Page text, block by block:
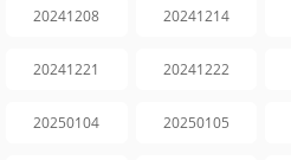
20241208 20241214
20241221 20241222
20250104 20250105